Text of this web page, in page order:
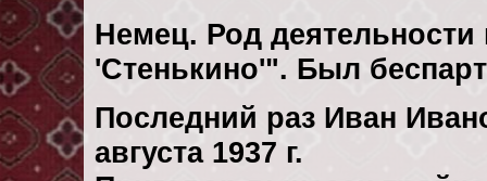
Немец. Род деятельности
'Стенькино'". Был
Последний раз Иван
августа 1937 г.